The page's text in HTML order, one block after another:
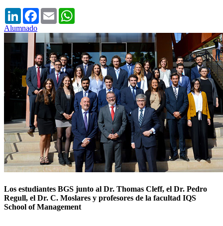
LinkedInFacebook
Email
Alumnado
Los estudiantes BGS junto al Dr. Thomas Cleff, el Dr. Pedro
Regull, el Dr. C. Moslares y profesores de la facultad IQS
School of Management